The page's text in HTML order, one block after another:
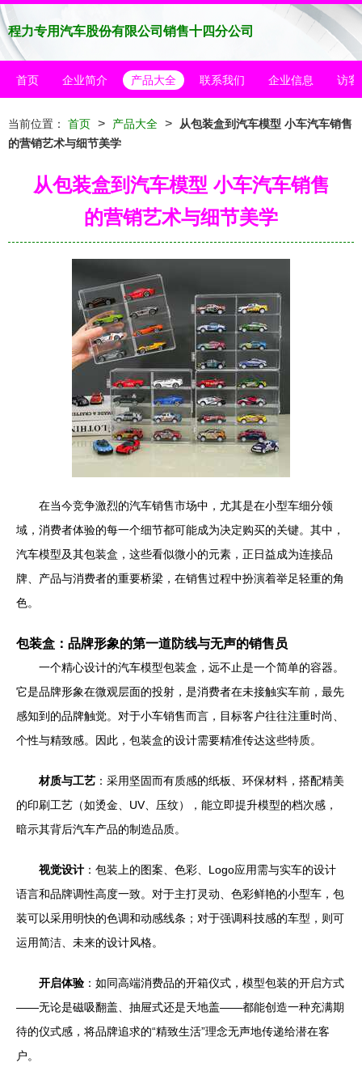
程力专用汽车股份有限公司销售十四分公司
首页 企业简介 产品大全 联系我们 企业信息 访客
当前位置： 首页 > 产品大全 >
从包装盒到汽车模型 小车汽车销售
的营销艺术与细节美学
从包装盒到汽车模型 小车汽车销售
的营销艺术与细节美学
在当今竞争激烈的汽车销售市场中，尤其是在小型车细分领
域，消费者体验的每一个细节都可能成为决定购买的关键。其中，
汽车模型及其包装盒，这些看似微小的元素，正日益成为连接品
牌、产品与消费者的重要桥梁，在销售过程中扮演着举足轻重的角
色。
包装盒：品牌形象的第一道防线与无声的销售员
一个精心设计的汽车模型包装盒，远不止是一个简单的容器。
它是品牌形象在微观层面的投射，是消费者在未接触实车前，最先
感知到的品牌触觉。对于小车销售而言，目标客户往往注重时尚、
个性与精致感。因此，包装盒的设计需要精准传达这些特质。
材质与工艺 ：采用坚固而有质感的纸板、环保材料，搭配精美
的印刷工艺（如烫金、UV、压纹），能立即提升模型的档次感，
暗示其背后汽车产品的制造品质。
视觉设计 ：包装上的图案、色彩、Logo应用需与实车的设计
语言和品牌调性高度一致。对于主打灵动、色彩鲜艳的小型车，包
装可以采用明快的色调和动感线条；对于强调科技感的车型，则可
运用简洁、未来的设计风格。
开启体验 ：如同高端消费品的开箱仪式，模型包装的开启方式
——无论是磁吸翻盖、抽屉式还是天地盖——都能创造一种充满期
待的仪式感，将品牌追求的“精致生活”理念无声地传递给潜在客
户。